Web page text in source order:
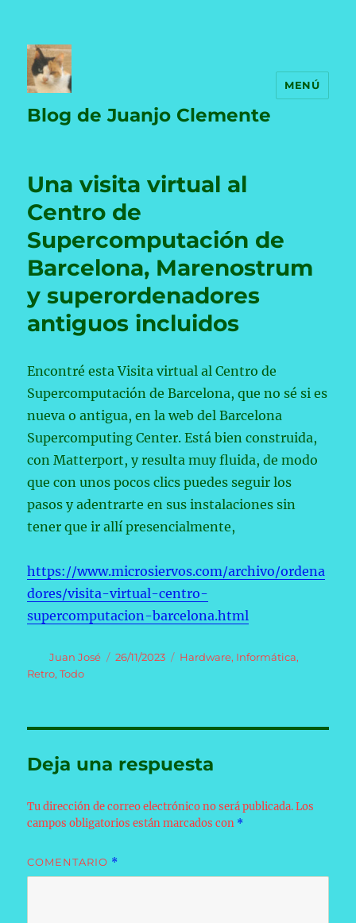
Blog de Juanjo Clemente
MENÚ
Una visita virtual al
Centro de
Supercomputación de
Barcelona, Marenostrum
y superordenadores
antiguos incluidos
Encontré esta Visita virtual al Centro de
Supercomputación de Barcelona, que no sé si es
nueva o antigua, en la web del Barcelona
Supercomputing Center. Está bien construida,
con Matterport, y resulta muy fluida, de modo
que con unos pocos clics puedes seguir los
pasos y adentrarte en sus instalaciones sin
tener que ir allí presencialmente,
https://www.microsiervos.com/archivo/ordena
dores/visita-virtual-centro-
supercomputacion-barcelona.html
Autor
Juan José
Publicado
26/11/2023 Categorías
Hardware, Informática,
Retro,Todo
Deja una respuesta
Tu dirección de correo electrónico no será publicada. Los
campos obligatorios están marcados con *
COMENTARIO *